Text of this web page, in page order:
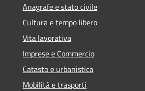
Anagrafe e stato civile
Cultura e tempo libero
Vita lavorativa
Imprese e Commercio
Catasto e urbanistica
Mobilità e trasporti